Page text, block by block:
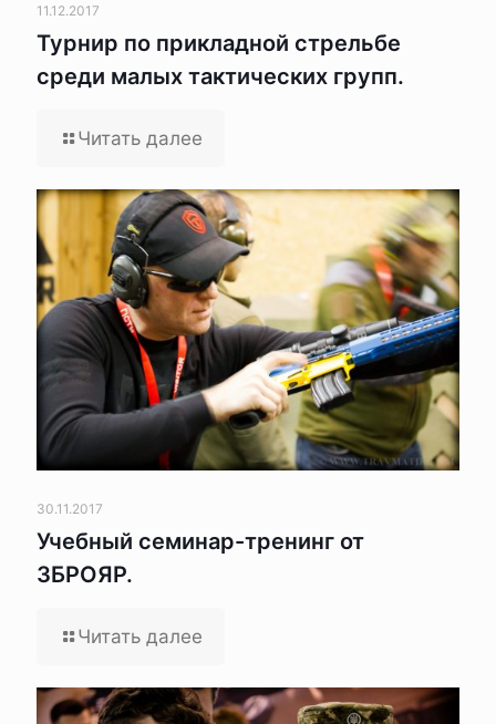
11.12.2017
Турнир по прикладной стрельбе
среди малых тактических групп.
Читать далее
30.11.2017
Учебный семинар-тренинг от
ЗБРОЯР.
Читать далее